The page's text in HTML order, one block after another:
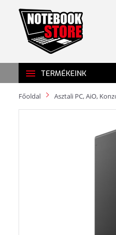
TERMÉKEINK
Főoldal Asztali PC, AiO,